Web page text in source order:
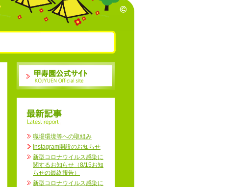
職場環境等への取組み
Instagram開設のお知らせ
新型コロナウイルス感染に
関するお知らせ（8/15お知
らせの最終報告）
新型コロナウイルス感染に